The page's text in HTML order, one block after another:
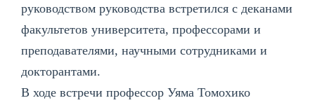
руководством руководства встретился с деканами
факультетов университета, профессорами и
преподавателями, научными сотрудниками и
докторантами.
В ходе встречи профессор Уяма Томохико